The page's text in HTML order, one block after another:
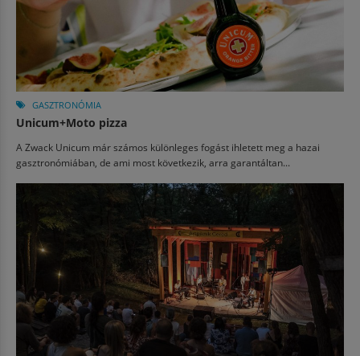
GASZTRONÓMIA
Unicum+Moto pizza
A Zwack Unicum már számos különleges fogást ihletett meg a hazai
gasztronómiában, de ami most következik, arra garantáltan...